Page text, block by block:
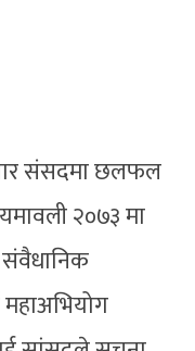
संसदमा छलफल
२०७३ मा